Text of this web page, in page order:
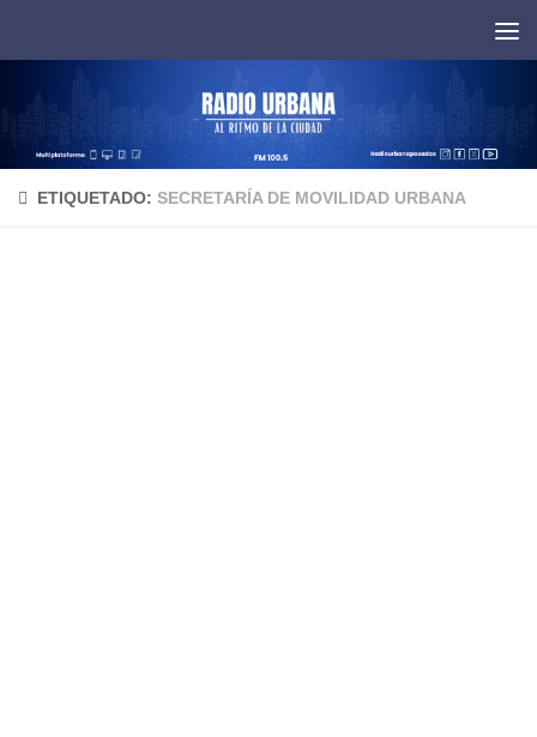
ETIQUETADO: SECRETARÍA DE MOVILIDAD URBANA